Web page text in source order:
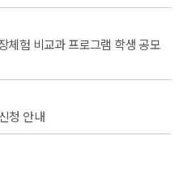
체험 비교과 프로그램 학생 공모
청 안내